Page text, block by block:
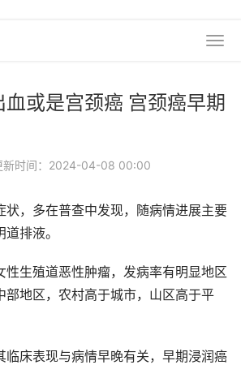
或是宫颈癌 宫颈癌早期
新时间：2024-04-08 00:00
状，多在普查中发现，随病情进展主要
排液。
性生殖道恶性肿瘤，发病率有明显地区
部地区，农村高于城市，山区高于平
临床表现与病情早晚有关，早期浸润癌